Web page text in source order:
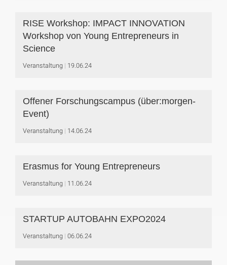
RISE Workshop: IMPACT INNOVATION
Workshop von Young Entrepreneurs in
Science
Veranstaltung 19.06.24
Offener Forschungscampus (über:morgen-
Event)
Veranstaltung 14.06.24
Erasmus for Young Entrepreneurs
Veranstaltung 11.06.24
STARTUP AUTOBAHN EXPO2024
Veranstaltung 06.06.24